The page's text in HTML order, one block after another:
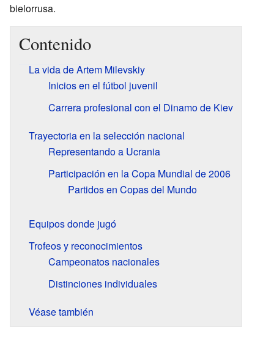
bielorrusa.
Contenido
La vida de Artem Milevskiy
Inicios en el fútbol juvenil
Carrera profesional con el Dinamo de Kiev
Trayectoria en la selección nacional
Representando a Ucrania
Participación en la Copa Mundial de 2006
Partidos en Copas del Mundo
Equipos donde jugó
Trofeos y reconocimientos
Campeonatos nacionales
Distinciones individuales
Véase también